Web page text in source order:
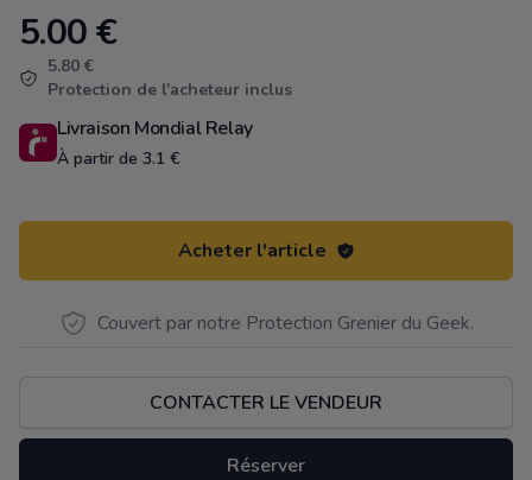
Product information
5.00€
5.80 €
Protection de l'acheteur inclus
Livraison Mondial Relay
À partir de 3.1 €
Acheter l'article
Couvert par notre Protection Grenier du Geek.
CONTACTER LE VENDEUR
Réserver